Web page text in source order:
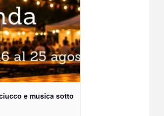
e musica sotto